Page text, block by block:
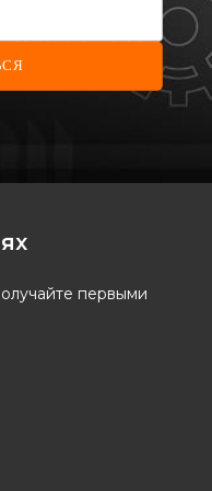
Sandero 04-
грн
КУПИТЬ
первыми